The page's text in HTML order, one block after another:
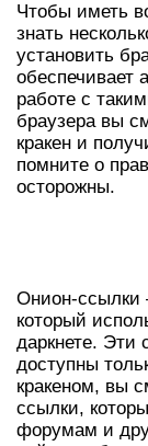
Чтобы иметь
знать
установить
обеспечивает
работе с
браузера вы
кракен и
помните о
осторожны.
Онион-ссылки
который
даркнете. Эти
доступны
кракеном, вы
ссылки,
форумам и